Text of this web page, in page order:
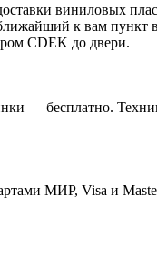
виниловых
ближайший к вам пункт
CDEK до двери.
— бесплатно.
МИР, Visa и